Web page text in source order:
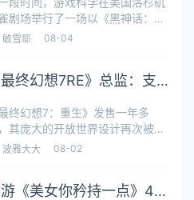
剧场举行了一场以《黑神话：悟
》为主题的特别音乐会。与此同
访中，除了谈及《黑神话：悟
敏雪耶 08-04
最终幻想7RE》总监：支
最终幻想7：重生》发售一年多
其庞大的开放世界设计再次被摆
台面。游戏总监滨口直树近日在接
力竭。滨口直树表示，他确实收
波雅大大 08-02
《美女你矜持一点》4K